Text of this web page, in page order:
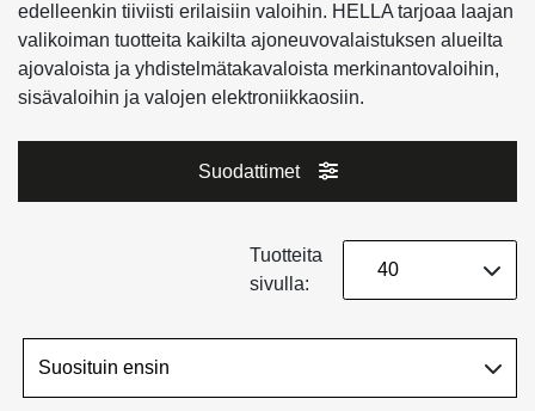
edelleenkin tiiviisti erilaisiin valoihin. HELLA tarjoaa laajan
valikoiman tuotteita kaikilta ajoneuvovalaistuksen alueilta
ajovaloista ja yhdistelmätakavaloista merkinantovaloihin,
sisävaloihin ja valojen elektroniikkaosiin.
Suodattimet
Tuotteita
sivulla: